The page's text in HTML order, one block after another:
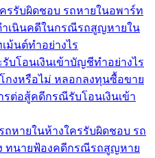
รรับผิดชอบ รถหายในอพาร์ท
ำเนินคดีในกรณีรถสูญหายใน
ม้นต์ทำอย่างไร
บโอนเงินเข้าบัญชีทำอย่างไร
กงหรือไม่ หลอกลงทุนซื้อขาย
ต่อสู้คดีกรณีรับโอนเงินเข้า
ถหายในห้างใครรับผิดชอบ รถ
ทนายฟ้องคดีกรณีรถสูญหาย